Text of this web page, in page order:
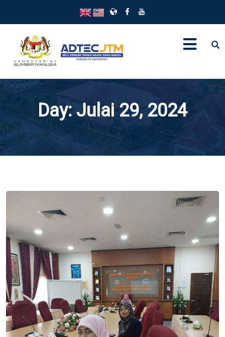
Day: Julai 29, 2024